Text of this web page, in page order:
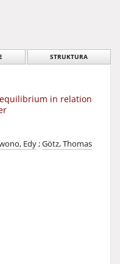
STRUKTURA
in relation
Edy;Götz, Thomas